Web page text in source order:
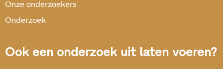
Onze onderzoekers
Onderzoek
Ook een onderzoek uit laten voeren?